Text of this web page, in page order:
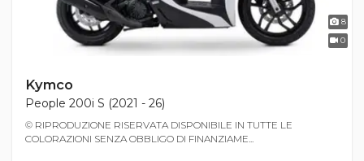
8
0
Kymco
People 200i S (2021 - 26)
© RIPRODUZIONE RISERVATA DISPONIBILE IN TUTTE LE
COLORAZIONI SENZA OBBLIGO DI FINANZIAME...